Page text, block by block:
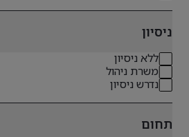
ניסיון
ללא ניסיון
משרת ניהול
נדרש ניסיון
תחום